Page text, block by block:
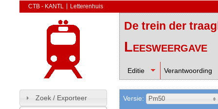
CTB - KANTL Letterenhuis
De trein der
Leesweergave
Editie Verantwoording
Versie: Pm50
Zoek / Exporteer